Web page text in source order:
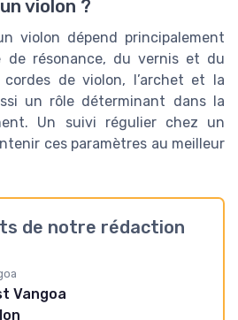
violon ?
violon dépend principalement
de résonance, du vernis et du
cordes de violon, l’archet et la
un rôle déterminant dans la
Un suivi régulier chez un
ces paramètres au meilleur
de notre rédaction
Vangoa